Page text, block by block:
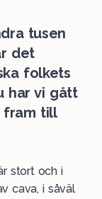
tusen
det
folkets
har vi gått
fram till
stort och i
cava, i såväl